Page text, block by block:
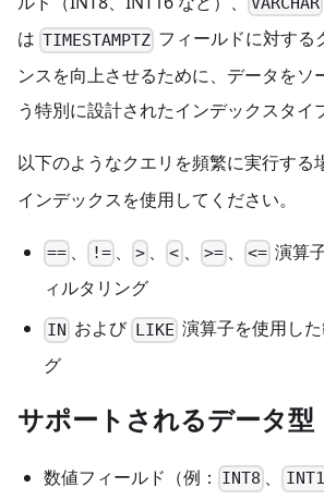
は TIMESTAMPTZ フィールドに対する
ンスを向上させるために、データをソ
う特別に設計されたインデックスタイ
以下のようなクエリを頻繁に実行する
インデックスを使用してください。
== 、 !=、 > 、<、 >=、 <= 演算
ィルタリング
IN および LIKE 演算子を使用し
グ
サポートされるデータ型
数値フィールド（例： INT8 、